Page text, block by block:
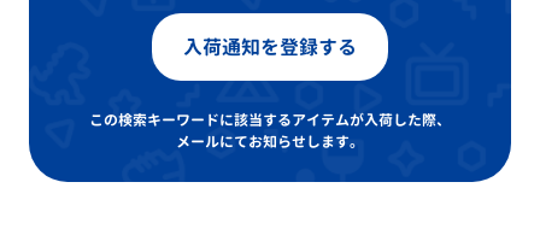
入荷通知を登録する
この検索キーワードに該当するアイテムが入荷した際、
メールにてお知らせします。